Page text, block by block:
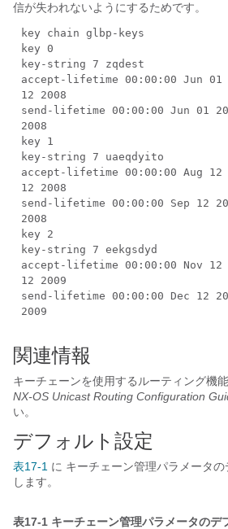
信が失われないようにするためです。
key chain glbp-keys
key 0
key-string 7 zqdest
accept-lifetime 00:00:00 Jun 01
12 2008
send-lifetime 00:00:00 Jun 01
2008
key 1
key-string 7 uaeqdyito
accept-lifetime 00:00:00 Aug 12
12 2008
send-lifetime 00:00:00 Sep 12
2008
key 2
key-string 7 eekgsdyd
accept-lifetime 00:00:00 Nov 12
12 2009
send-lifetime 00:00:00 Dec 12
2009
関連情報
キーチェーンを使用するルーティング機
NX-OS Unicast Routing Configuration
い。
デフォルト設定
表17-1 に キーチェーン管理パラメータ
します。
表17-1 キーチェーン管理パラメータのデ